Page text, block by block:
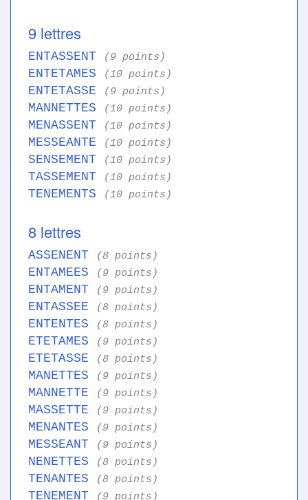
9 lettres
ENTASSENT (9 points)
ENTETAMES (10 points)
ENTETASSE (9 points)
MANNETTES (10 points)
MENASSENT (10 points)
MESSEANTE (10 points)
SENSEMENT (10 points)
TASSEMENT (10 points)
TENEMENTS (10 points)
8 lettres
ASSENENT (8 points)
ENTAMEES (9 points)
ENTAMENT (9 points)
ENTASSEE (8 points)
ENTENTES (8 points)
ETETAMES (9 points)
ETETASSE (8 points)
MANETTES (9 points)
MANNETTE (9 points)
MASSETTE (9 points)
MENANTES (9 points)
MESSEANT (9 points)
NENETTES (8 points)
TENANTES (8 points)
TENEMENT (9 points)